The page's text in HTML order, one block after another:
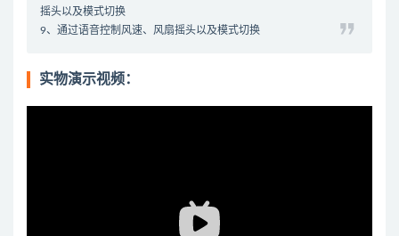
摇头以及模式切换
9、通过语音控制风速、风扇摇头以及模式切换
实物演示视频：